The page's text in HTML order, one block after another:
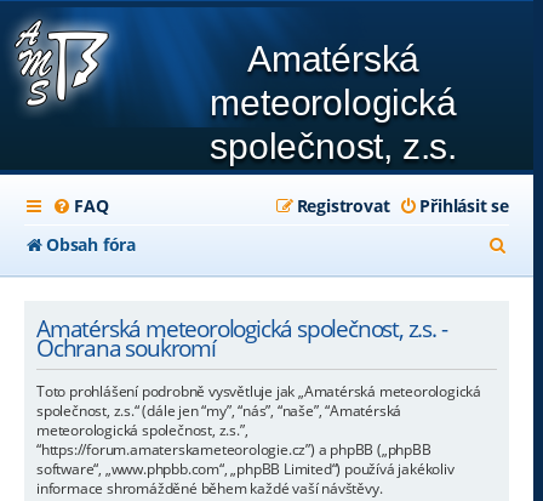
Amatérská
meteorologická
společnost, z.s.
FAQ Přihlásit se
Registrovat
Obsah fóra
l
Amatérská meteorologická společnost, z.s. -
Ochrana soukromí
Toto prohlášení podrobně vysvětluje jak „Amatérská meteorologická
společnost, z.s.“ (dále jen “my”, “nás”, “naše”, “Amatérská
meteorologická společnost, z.s.”,
“https://forum.amaterskameteorologie.cz”) a phpBB („phpBB
software“, „www.phpbb.com“, „phpBB Limited“) používá jakékoliv
informace shromážděné během každé vaší návštěvy.